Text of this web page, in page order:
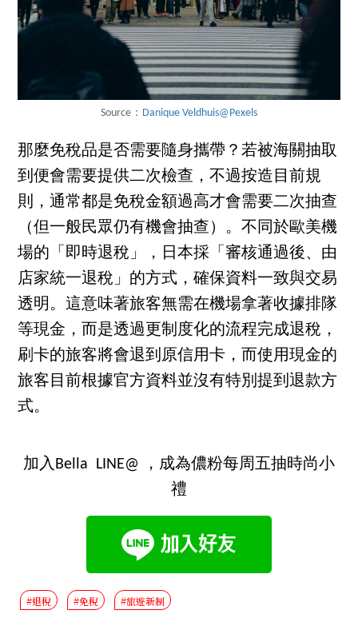
Source： Danique Veldhuis@Pexels
那麼免稅品是否需要隨身攜帶？若被海關抽取
到便會需要提供二次檢查，不過按造目前規
則，通常都是免稅金額過高才會需要二次抽查
（但一般民眾仍有機會抽查）。不同於歐美機
場的「即時退稅」，日本採「審核通過後、由
店家統一退稅」的方式，確保資料一致與交易
透明。這意味著旅客無需在機場拿著收據排隊
等現金，而是透過更制度化的流程完成退稅，
刷卡的旅客將會退到原信用卡，而使用現金的
旅客目前根據官方資料並沒有特別提到退款方
式。
加入Bella LINE@ ，成為儂粉每周五抽時尚小
禮
#退稅 #免稅 #旅遊新制